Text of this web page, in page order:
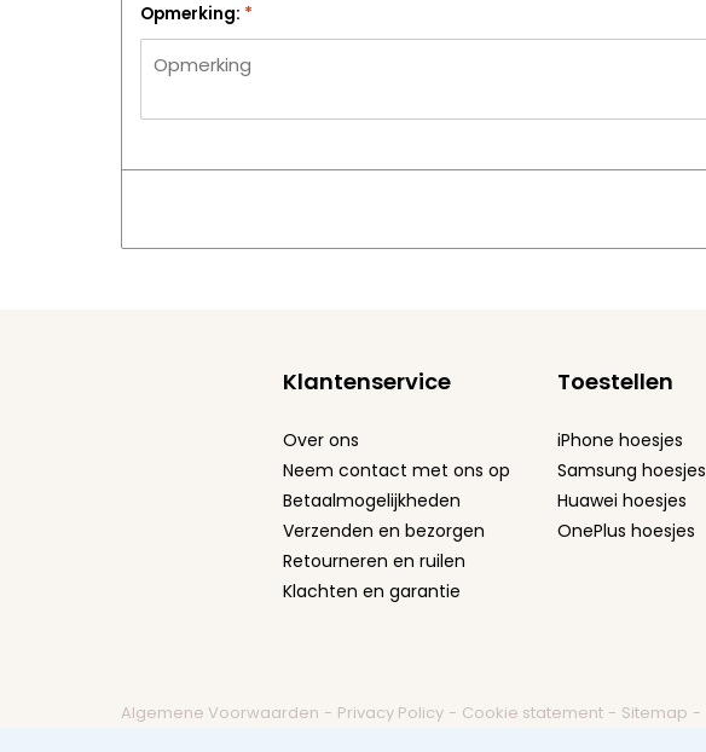
Opmerking: *
Klantenservice
Over ons
Neem contact met ons op
Betaalmogelijkheden
Verzenden en bezorgen
Retourneren en ruilen
Klachten en garantie
Toestellen
iPhone hoesjes
Samsung hoesjes
Huawei hoesjes
OnePlus hoesjes
Algemene Voorwaarden - Privacy Policy - Cookie statement - Sitemap -